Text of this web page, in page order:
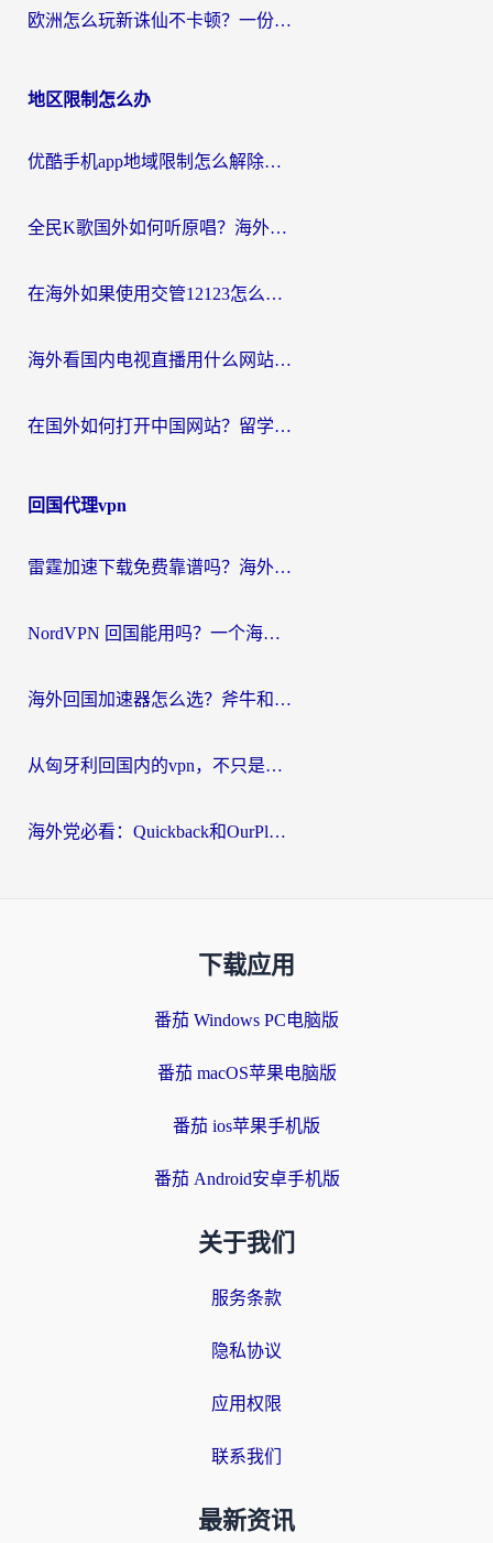
欧洲怎么玩新诛仙不卡顿？一份给海外游子的国服游戏畅玩指南
地区限制怎么办
优酷手机app地域限制怎么解除？海外党亲测有效的追剧方案
全民K歌国外如何听原唱？海外党亲测有效的回国加速器选择指南
在海外如果使用交管12123怎么处理？留学生亲测有效的回国加速方案
海外看国内电视直播用什么网站比较好？一篇解决你所有追剧难题的实用指南
在国外如何打开中国网站？留学生与海外华人的无缝访问指南
回国代理vpn
雷霆加速下载免费靠谱吗？海外党选回国加速器的避坑指南（附热门工具对比）
NordVPN 回国能用吗？一个海外用户必须面对的真实困境
海外回国加速器怎么选？斧牛和海龟哪个好？一篇帮你避开坑的实用指南
从匈牙利回国内的vpn，不只是为了刷剧那么简单
海外党必看：Quickback和OurPlay好用吗？3分钟选对回国加速器，无缝刷剧玩游戏
下载应用
番茄 Windows PC电脑版
番茄 macOS苹果电脑版
番茄 ios苹果手机版
番茄 Android安卓手机版
关于我们
服务条款
隐私协议
应用权限
联系我们
最新资讯